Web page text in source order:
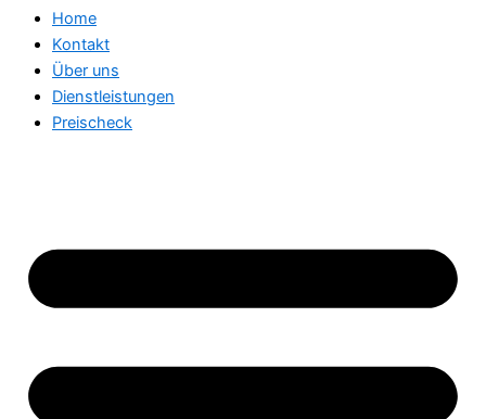
Home
Kontakt
Über uns
Dienstleistungen
Preischeck